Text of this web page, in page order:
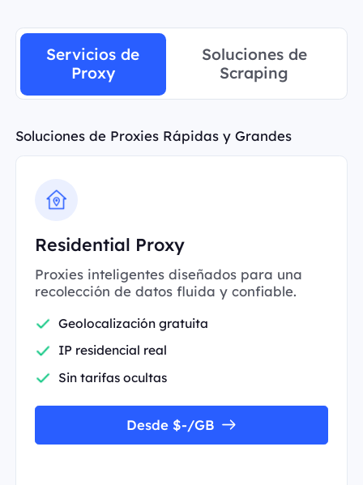
Servicios de
Proxy
Soluciones de
Scraping
Soluciones de Proxies Rápidas y Grandes
Residential Proxy
Proxies inteligentes diseñados para una
recolección de datos fluida y confiable.
Geolocalización gratuita
IP residencial real
Sin tarifas ocultas
Desde $-/GB